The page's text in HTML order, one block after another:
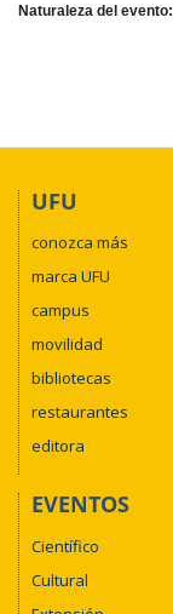
Naturaleza del evento:
UFU
conozca más
marca UFU
campus
movilidad
bibliotecas
restaurantes
editora
EVENTOS
Científico
Cultural